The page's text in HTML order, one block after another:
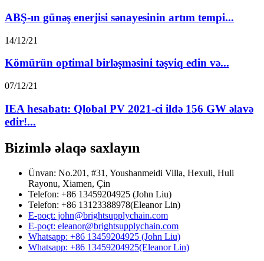
ABŞ-ın günəş enerjisi sənayesinin artım tempi...
14/12/21
Kömürün optimal birləşməsini təşviq edin və...
07/12/21
IEA hesabatı: Qlobal PV 2021-ci ildə 156 GW əlavə
edir!...
Bizimlə əlaqə saxlayın
Ünvan: No.201, #31, Youshanmeidi Villa, Hexuli, Huli
Rayonu, Xiamen, Çin
Telefon: +86 13459204925 (John Liu)
Telefon: +86 13123388978(Eleanor Lin)
E-poçt: john@brightsupplychain.com
E-poçt: eleanor@brightsupplychain.com
Whatsapp: +86 13459204925 (John Liu)
Whatsapp: +86 13459204925(Eleanor Lin)